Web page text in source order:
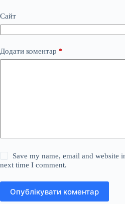
Сайт
Додати коментар *
Save my name, email and website
next time I comment.
Опублікувати коментар